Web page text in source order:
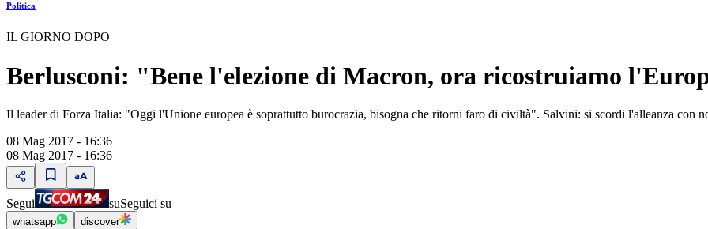
Politica
IL GIORNO DOPO
Berlusconi: "Bene l'elezione di Macron, ora ricostruiamo
Il leader di Forza Italia: "Oggi l'Unione europea è soprattutto burocrazia, bisogna che ritorni faro di civiltà". Salvini: si scordi l'alleanza con
08 Mag 2017 - 16:36
08 Mag 2017 - 16:36
Segui suSeguici su
whatsapp discover